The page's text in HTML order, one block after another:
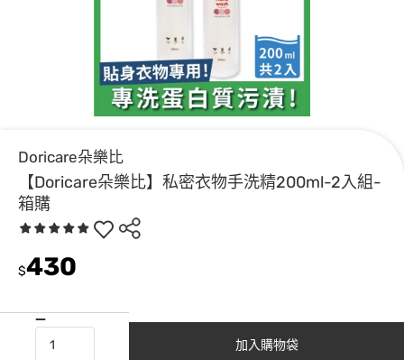
Doricare朵樂比
【Doricare朵樂比】私密衣物手洗精200ml-2入組-
箱購
$430
加入購物袋